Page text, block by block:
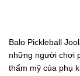
Balo Pickleball
những người chơi
thẩm mỹ của phụ